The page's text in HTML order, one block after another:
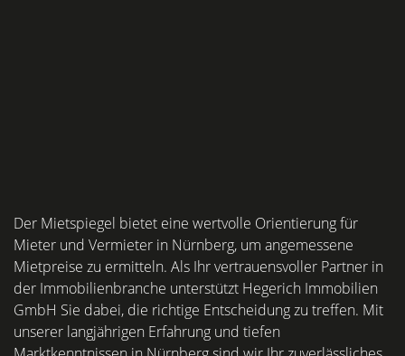
Der Mietspiegel bietet eine wertvolle Orientierung für
Mieter und Vermieter in Nürnberg, um angemessene
Mietpreise zu ermitteln. Als Ihr vertrauensvoller Partner in
der Immobilienbranche unterstützt Hegerich Immobilien
GmbH Sie dabei, die richtige Entscheidung zu treffen. Mit
unserer langjährigen Erfahrung und tiefen